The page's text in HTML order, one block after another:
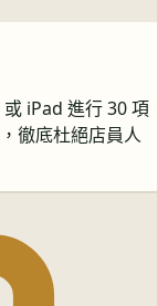
iPad 進行 30 項
徹底杜絕店員人